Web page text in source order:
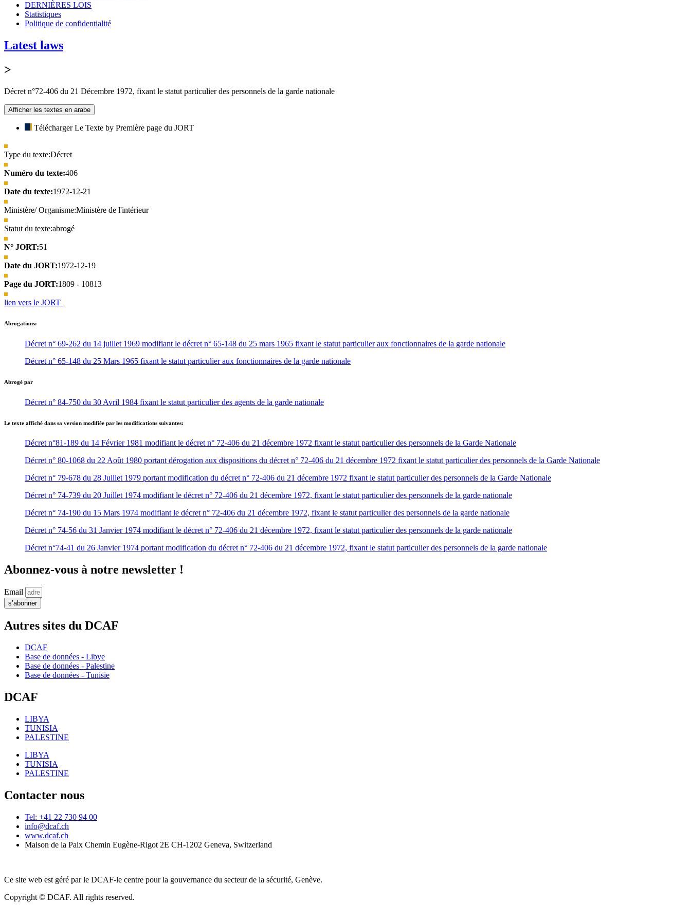
DERNIÈRES LOIS
Statistiques
Politique de confidentialité
Latest laws
>
Décret n°72-406 du 21 Décembre 1972, fixant le statut particulier des personnels de la garde nationale
Afficher les textes en arabe
Télécharger Le Texte by Première page du JORT
Type du texte:Décret
Numéro du texte:406
Date du texte:1972-12-21
Ministère/ Organisme:Ministère de l'intérieur
Statut du texte:abrogé
N° JORT:51
Date du JORT:1972-12-19
Page du JORT:1809 - 10813
lien vers le JORT
Abrogations:
Décret n° 69-262 du 14 juillet 1969 modifiant le décret n° 65-148 du 25 mars 1965 fixant le statut particulier aux fonctionnaires de la garde nationale
Décret n° 65-148 du 25 Mars 1965 fixant le statut particulier aux fonctionnaires de la garde nationale
Abrogé par
Décret n° 84-750 du 30 Avril 1984 fixant le statut particulier des agents de la garde nationale
Le texte affiché dans sa version modifiée par les modifications suivantes:
Décret n°81-189 du 14 Février 1981 modifiant le décret n° 72-406 du 21 décembre 1972 fixant le statut particulier des personnels de la Garde Nationale
Décret n° 80-1068 du 22 Août 1980 portant dérogation aux dispositions du décret n° 72-406 du 21 décembre 1972 fixant le statut particulier des personnels de la Garde Nationale
Décret n° 79-678 du 28 Juillet 1979 portant modification du décret n° 72-406 du 21 décembre 1972 fixant le statut particulier des personnels de la Garde Nationale
Décret n° 74-739 du 20 Juillet 1974 modifiant le décret n° 72-406 du 21 décembre 1972, fixant le statut particulier des personnels de la garde nationale
Décret n° 74-190 du 15 Mars 1974 modifiant le décret n° 72-406 du 21 décembre 1972, fixant le statut particulier des personnels de la garde nationale
Décret n° 74-56 du 31 Janvier 1974 modifiant le décret n° 72-406 du 21 décembre 1972, fixant le statut particulier des personnels de la garde nationale
Décret n°74-41 du 26 Janvier 1974 portant modification du décret n° 72-406 du 21 décembre 1972, fixant le statut particulier des personnels de la garde nationale
Abonnez-vous à notre newsletter !
Email
s’abonner
Autres sites du DCAF
DCAF
Base de données - Libye
Base de données - Palestine
Base de données - Tunisie
DCAF
LIBYA
TUNISIA
PALESTINE
LIBYA
TUNISIA
PALESTINE
Contacter nous
Tel: +41 22 730 94 00
info@dcaf.ch
www.dcaf.ch
Maison de la Paix Chemin Eugène-Rigot 2E CH-1202 Geneva, Switzerland
Ce site web est géré par le DCAF-le centre pour la gouvernance du secteur de la sécurité, Genève.
Copyright © DCAF. All rights reserved.